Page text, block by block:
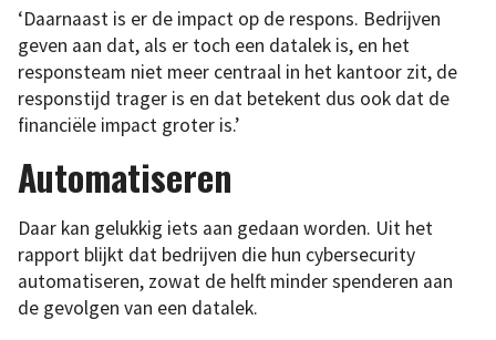
‘Daarnaast is er de impact op de respons. Bedrijven
geven aan dat, als er toch een datalek is, en het
responsteam niet meer centraal in het kantoor zit, de
responstijd trager is en dat betekent dus ook dat de
financiële impact groter is.’
Automatiseren
Daar kan gelukkig iets aan gedaan worden. Uit het
rapport blijkt dat bedrijven die hun cybersecurity
automatiseren, zowat de helft minder spenderen aan
de gevolgen van een datalek.